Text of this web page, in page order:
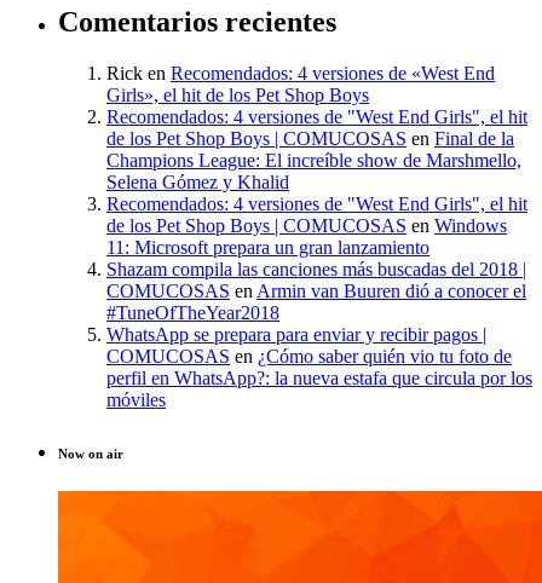
Comentarios recientes
Rick en Recomendados: 4 versiones de «West End
Girls», el hit de los Pet Shop Boys
Recomendados: 4 versiones de "West End Girls", el hit
de los Pet Shop Boys | COMUCOSAS en Final de la
Champions League: El increíble show de Marshmello,
Selena Gómez y Khalid
Recomendados: 4 versiones de "West End Girls", el hit
de los Pet Shop Boys | COMUCOSAS en Windows
11: Microsoft prepara un gran lanzamiento
Shazam compila las canciones más buscadas del 2018 |
COMUCOSAS en Armin van Buuren dió a conocer el
#TuneOfTheYear2018
WhatsApp se prepara para enviar y recibir pagos |
COMUCOSAS en ¿Cómo saber quién vio tu foto de
perfil en WhatsApp?: la nueva estafa que circula por los
móviles
Now on air